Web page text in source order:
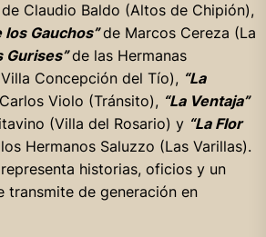
de Claudio Baldo (Altos de Chipión),
los Gauchos” de Marcos Cereza (La
Gurises” de las Hermanas
Concepción del Tío), “La
Violo (Tránsito), “La Ventaja”
(Villa del Rosario) y “La Flor
Hermanos Saluzzo (Las Varillas).
historias, oficios y un
transmite de generación en